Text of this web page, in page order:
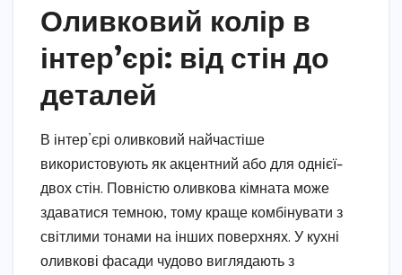
Оливковий колір в
інтер’єрі: від стін до
деталей
В інтер’єрі оливковий найчастіше
використовують як акцентний або для однієї-
двох стін. Повністю оливкова кімната може
здаватися темною, тому краще комбінувати з
світлими тонами на інших поверхнях. У кухні
оливкові фасади чудово виглядають з